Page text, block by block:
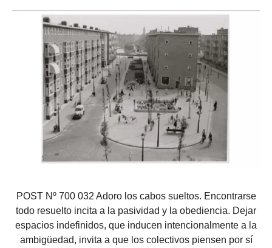
POST Nº 700 032 Adoro los cabos sueltos. Encontrarse
todo resuelto incita a la pasividad y la obediencia. Dejar
espacios indefinidos, que inducen intencionalmente a la
ambigüedad, invita a que los colectivos piensen por sí